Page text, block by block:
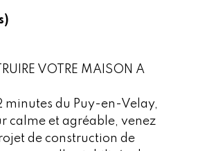
VOTRE MAISON A
minutes du Puy-en-Velay,
calme et agréable, venez
de construction de